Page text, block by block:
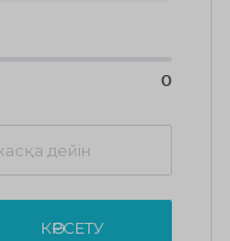
0
КӨРСЕТУ